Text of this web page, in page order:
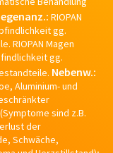
RIOPAN
gg.
RIOPAN Magen
gg.
Nebenw.:
Aluminium- und
sind z.B.
der
Schwäche,